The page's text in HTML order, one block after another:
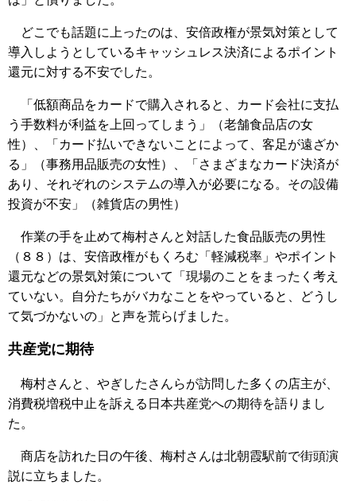
どこでも話題に上ったのは、安倍政権が景気対策として
導入しようとしているキャッシュレス決済によるポイント
還元に対する不安でした。
「低額商品をカードで購入されると、カード会社に支払
う手数料が利益を上回ってしまう」（老舗食品店の女
性）、「カード払いできないことによって、客足が遠ざか
る」（事務用品販売の女性）、「さまざまなカード決済が
あり、それぞれのシステムの導入が必要になる。その設備
投資が不安」（雑貨店の男性）
作業の手を止めて梅村さんと対話した食品販売の男性
（８８）は、安倍政権がもくろむ「軽減税率」やポイント
還元などの景気対策について「現場のことをまったく考え
ていない。自分たちがバカなことをやっていると、どうし
て気づかないの」と声を荒らげました。
共産党に期待
梅村さんと、やぎしたさんらが訪問した多くの店主が、
消費税増税中止を訴える日本共産党への期待を語りまし
た。
商店を訪れた日の午後、梅村さんは北朝霞駅前で街頭演
説に立ちました。